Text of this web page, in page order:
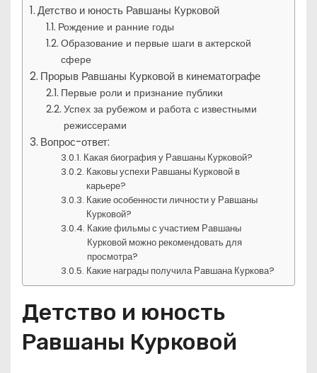
Детство и юность Равшаны Курковой
Рождение и ранние годы
Образование и первые шаги в актерской
сфере
Прорыв Равшаны Курковой в кинематографе
Первые роли и признание публики
Успех за рубежом и работа с известными
режиссерами
Вопрос-ответ:
Какая биография у Равшаны Курковой?
Каковы успехи Равшаны Курковой в
карьере?
Какие особенности личности у Равшаны
Курковой?
Какие фильмы с участием Равшаны
Курковой можно рекомендовать для
просмотра?
Какие награды получила Равшана Куркова?
Детство и юность
Равшаны Курковой